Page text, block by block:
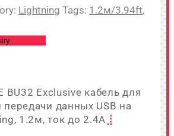
Lightning Tags: 1.2м/3.94ft,
BU32 Exclusive кабель для
передачи данных USB на
1.2м, ток до 2.4A